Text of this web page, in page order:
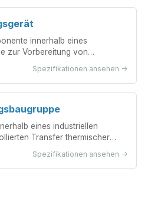
innerhalb eines
zur Vorbereitung von
Spezifikationen ansehen ->
eines industriellen
Transfer thermischer
Spezifikationen ansehen ->